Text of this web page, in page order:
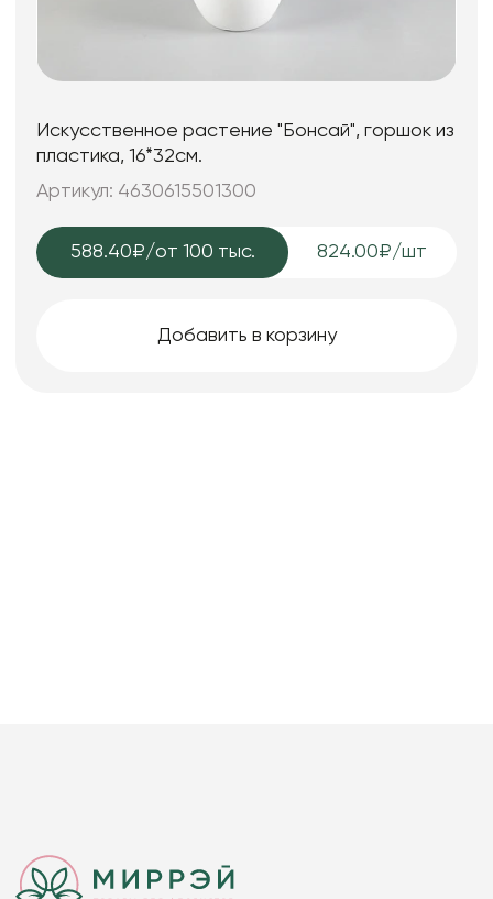
Искусственное растение "Бонсай", горшок из
пластика, 16*32см.
Артикул: 4630615501300
588.40₽/от 100 тыс. 824.00₽/шт
Добавить в корзину